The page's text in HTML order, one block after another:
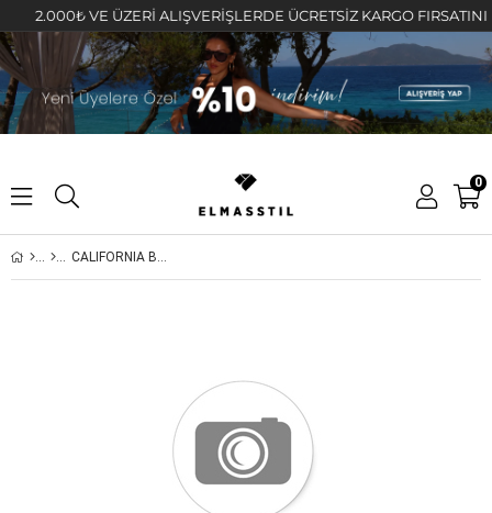
VE ÜZERİ ALIŞVERİŞLERDE ÜCRETSİZ KARGO FIRSATINI
0
CALIFORNIA BASKILI T-SHIRT